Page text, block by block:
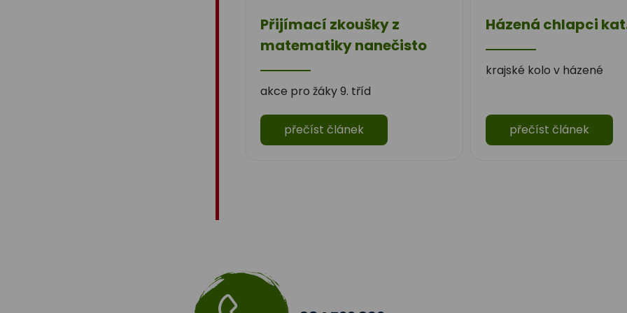
Přijímací zkoušky z
matematiky nanečisto
akce pro žáky 9. tříd
přečíst článek
Házená chlapci
krajské kolo v házené
přečíst článek